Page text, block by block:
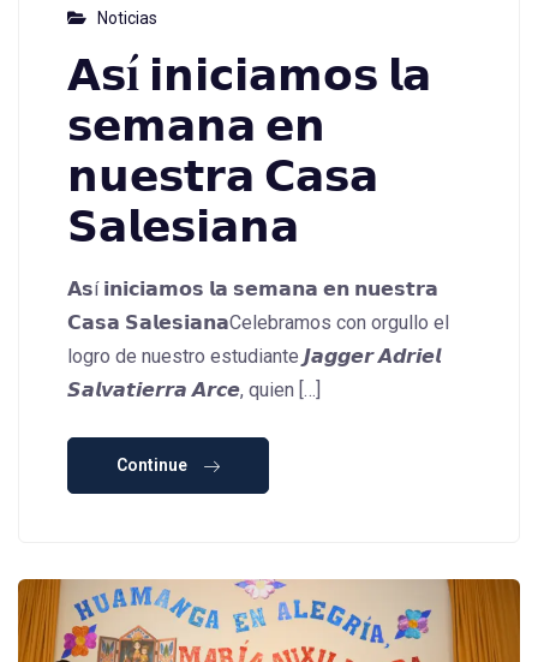
Noticias
𝗔𝘀í 𝗶𝗻𝗶𝗰𝗶𝗮𝗺𝗼𝘀 𝗹𝗮
𝘀𝗲𝗺𝗮𝗻𝗮 𝗲𝗻
𝗻𝘂𝗲𝘀𝘁𝗿𝗮 𝗖𝗮𝘀𝗮
𝗦𝗮𝗹𝗲𝘀𝗶𝗮𝗻𝗮
𝗔𝘀í 𝗶𝗻𝗶𝗰𝗶𝗮𝗺𝗼𝘀 𝗹𝗮 𝘀𝗲𝗺𝗮𝗻𝗮 𝗲𝗻 𝗻𝘂𝗲𝘀𝘁𝗿𝗮
𝗖𝗮𝘀𝗮 𝗦𝗮𝗹𝗲𝘀𝗶𝗮𝗻𝗮Celebramos con orgullo el
logro de nuestro estudiante 𝙅𝙖𝙜𝙜𝙚𝙧 𝘼𝙙𝙧𝙞𝙚𝙡
𝙎𝙖𝙡𝙫𝙖𝙩𝙞𝙚𝙧𝙧𝙖 𝘼𝙧𝙘𝙚, quien […]
Continue